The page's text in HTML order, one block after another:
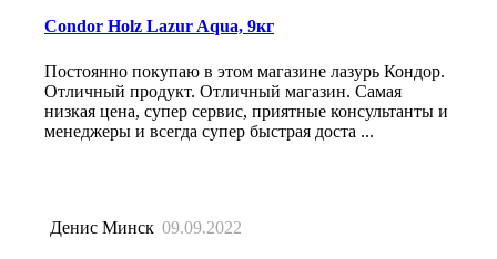
Condor Holz Lazur Aqua, 9кг
Постоянно покупаю в этом магазине лазурь Кондор.
Отличный продукт. Отличный магазин. Самая
низкая цена, супер сервис, приятные консультанты и
менеджеры и всегда супер быстрая доста ...
Денис Минск 09.09.2022